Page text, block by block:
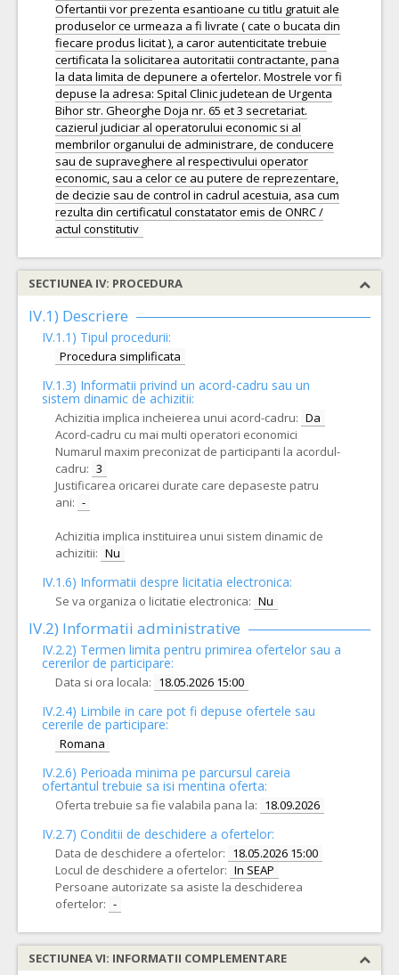
Ofertantii vor prezenta esantioane cu titlu gratuit ale
produselor ce urmeaza a fi livrate ( cate o bucata din
fiecare produs licitat ), a caror autenticitate trebuie
certificata la solicitarea autoritatii contractante, pana
la data limita de depunere a ofertelor. Mostrele vor fi
depuse la adresa: Spital Clinic judetean de Urgenta
Bihor str. Gheorghe Doja nr. 65 et 3 secretariat.
cazierul judiciar al operatorului economic si al
membrilor organului de administrare, de conducere
sau de supraveghere al respectivului operator
economic, sau a celor ce au putere de reprezentare,
de decizie sau de control in cadrul acestuia, asa cum
rezulta din certificatul constatator emis de ONRC /
SECTIUNEA IV: PROCEDURA
IV.1) Descriere
IV.1.1) Tipul procedurii:
Procedura simplificata
IV.1.3) Informatii privind un acord-cadru sau un
sistem dinamic de achizitii:
Achizitia implica incheierea unui acord-cadru: Da
Acord-cadru cu mai multi operatori economici
Numarul maxim preconizat de participanti la acordul-
cadru: 3
Justificarea oricarei durate care depaseste patru
ani: -
Achizitia implica instituirea unui sistem dinamic de
achizitii: Nu
IV.1.6) Informatii despre licitatia electronica:
Se va organiza o licitatie electronica: Nu
IV.2) Informatii administrative
IV.2.2) Termen limita pentru primirea ofertelor sau a
cererilor de participare:
Data si ora locala: 18.05.2026 15:00
IV.2.4) Limbile in care pot fi depuse ofertele sau
cererile de participare:
Romana
IV.2.6) Perioada minima pe parcursul careia
ofertantul trebuie sa isi mentina oferta:
Oferta trebuie sa fie valabila pana la: 18.09.2026
IV.2.7) Conditii de deschidere a ofertelor:
Data de deschidere a ofertelor: 18.05.2026 15:00
Locul de deschidere a ofertelor: In SEAP
Persoane autorizate sa asiste la deschiderea
ofertelor: -
SECTIUNEA VI: INFORMATII COMPLEMENTARE